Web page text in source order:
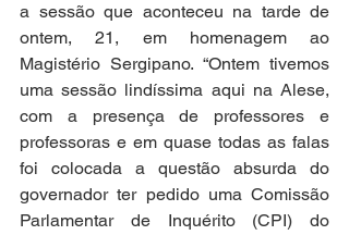
a sessão que aconteceu na tarde de
ontem, 21, em homenagem ao
Magistério Sergipano. “Ontem tivemos
uma sessão lindíssima aqui na Alese,
com a presença de professores e
professoras e em quase todas as falas
foi colocada a questão absurda do
governador ter pedido uma Comissão
Parlamentar de Inquérito (CPI) do